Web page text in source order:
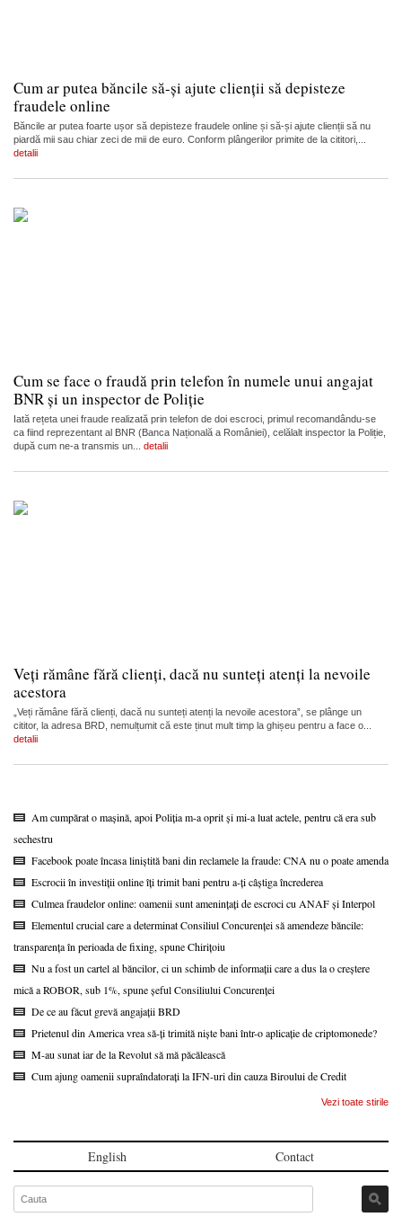
Cum ar putea băncile să-și ajute clienții să depisteze
fraudele online
Băncile ar putea foarte ușor să depisteze fraudele online și să-și ajute clienții să nu
piardă mii sau chiar zeci de mii de euro. Conform plângerilor primite de la cititori,...
detalii
Cum se face o fraudă prin telefon în numele unui angajat
BNR și un inspector de Poliție
Iată rețeta unei fraude realizată prin telefon de doi escroci, primul recomandându-se
ca fiind reprezentant al BNR (Banca Națională a României), celălalt inspector la Poliție,
după cum ne-a transmis un... detalii
Veți rămâne fără clienți, dacă nu sunteți atenți la nevoile
acestora
„Veți rămâne fără clienți, dacă nu sunteți atenți la nevoile acestora”, se plânge un
cititor, la adresa BRD, nemulțumit că este ținut mult timp la ghișeu pentru a face o...
detalii
Am cumpărat o mașină, apoi Poliția m-a oprit și mi-a luat actele, pentru că era sub
sechestru
Facebook poate încasa liniștită bani din reclamele la fraude: CNA nu o poate amenda
Escrocii în investiții online îți trimit bani pentru a-ți câștiga încrederea
Culmea fraudelor online: oamenii sunt amenințați de escroci cu ANAF și Interpol
Elementul crucial care a determinat Consiliul Concurenței să amendeze băncile:
transparența în perioada de fixing, spune Chirițoiu
Nu a fost un cartel al băncilor, ci un schimb de informații care a dus la o creștere
mică a ROBOR, sub 1%, spune șeful Consiliului Concurenței
De ce au făcut grevă angajații BRD
Prietenul din America vrea să-ți trimită niște bani într-o aplicație de criptomonede?
M-au sunat iar de la Revolut să mă păcălească
Cum ajung oamenii supraîndatorați la IFN-uri din cauza Biroului de Credit
Vezi toate stirile
English Contact